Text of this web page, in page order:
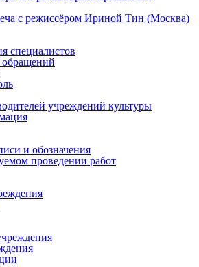
с режиссёром Ириной Тин (Москва)
специалистов
обращений
учреждений культуры
и обозначения
проведении работ